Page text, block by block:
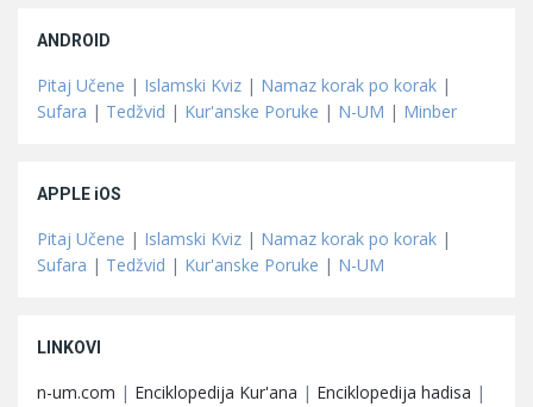
ANDROID
Pitaj Učene | Islamski Kviz | Namaz korak po korak |
Sufara | Tedžvid | Kur'anske Poruke | N-UM | Minber
APPLE iOS
Pitaj Učene | Islamski Kviz | Namaz korak po korak |
Sufara | Tedžvid | Kur'anske Poruke | N-UM
LINKOVI
n-um.com | Enciklopedija Kur'ana | Enciklopedija hadisa |